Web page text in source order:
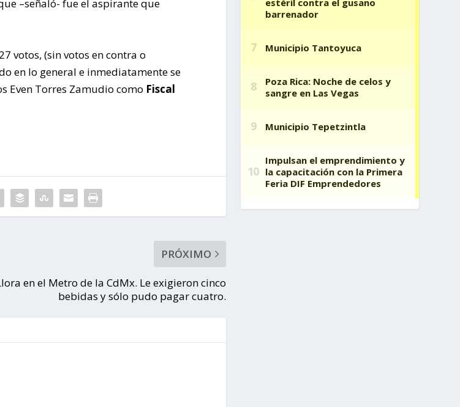
–señaló- fue el aspirante que
votos, (sin votos en contra o
en lo general e inmediatamente se
Even Torres Zamudio como Fiscal
PRÓXIMO
en el Metro de la CdMx. Le exigieron cinco
bebidas y sólo pudo pagar cuatro.